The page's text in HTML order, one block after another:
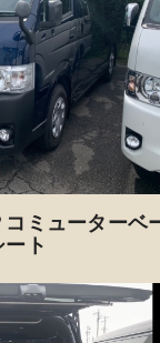
ミューターベ
ト